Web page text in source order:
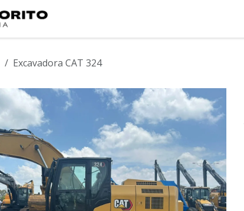
Excavadora CAT 324